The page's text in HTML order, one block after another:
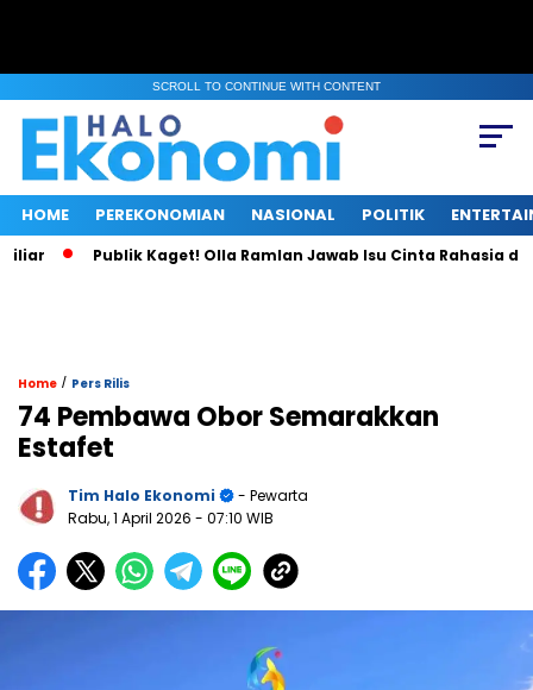
SCROLL TO CONTINUE WITH CONTENT
HOME PEREKONOMIAN NASIONAL POLITIK
Publik Kaget! Olla Ramlan Jawab Isu Cinta Rahasia
Home / Pers Rilis
74 Pembawa Obor Semarakkan
Estafet
Tim Halo Ekonomi
- Pewarta
Rabu, 1 April 2026 - 07:10 WIB